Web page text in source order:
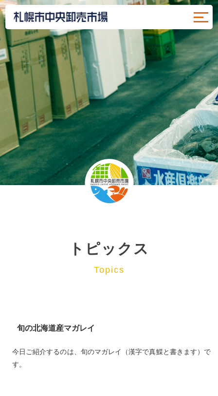
トピックス
Topics
旬の北海道産マガレイ
今日ご紹介するのは、旬のマガレイ（漢字で真鰈と書きます）で
す。